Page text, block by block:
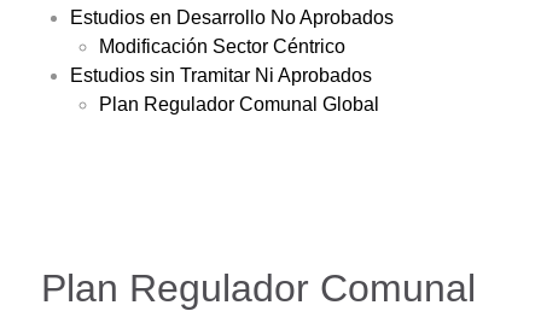
Estudios en Desarrollo No Aprobados
Modificación Sector Céntrico
Estudios sin Tramitar Ni Aprobados
Plan Regulador Comunal Global
Plan Regulador Comunal